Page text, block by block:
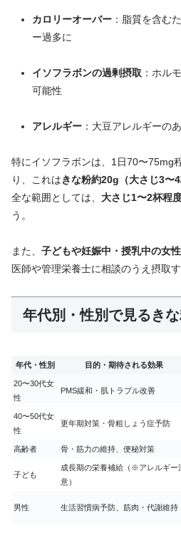
カロリーオーバー：脂質を含む
ー過多に
イソフラボンの過剰摂取 ：ホル
可能性
アレルギー：大豆アレルギーの
特にイソフラボンは、1日70〜75mg
り、これはきな粉約20g（大さじ3〜
全な範囲としては、 大さじ1〜2杯程
う。
また、 子どもや妊娠中・授乳中の女性
医師や管理栄養士に相談のうえ摂取
年代別・性別で見るき
年代・性別 目的・期待される効果
20〜30代女
性
PMS緩和・肌トラブル改善
40〜50代女
性
更年期対策・骨粗しょう症予防
高齢者 骨・筋力の維持、便秘対策
子ども
成長期の栄養補給（※アレルギー
意）
男性 生活習慣病予防、筋肉・代謝維持